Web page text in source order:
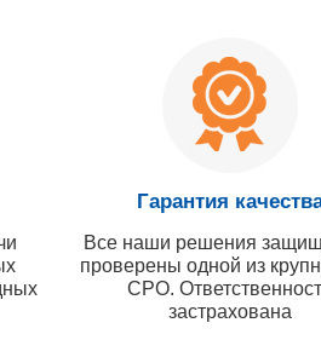
Гарантия
Все наши решения
проверены одной из
СРО.
застрахована